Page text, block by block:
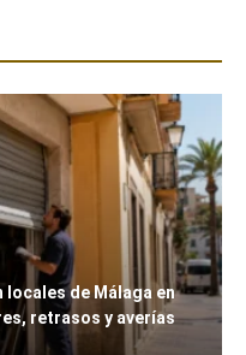
locales de Málaga en
retrasos y averías